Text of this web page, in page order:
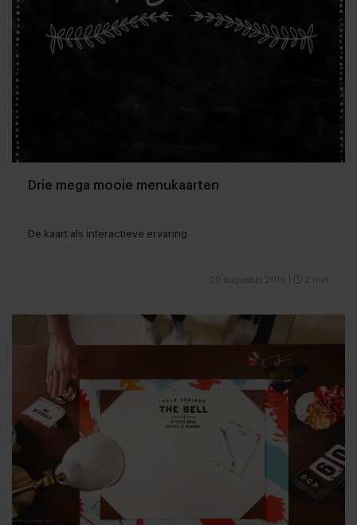
Drie mega mooie menukaarten
De kaart als interactieve ervaring
20 augustus 2019 2 min